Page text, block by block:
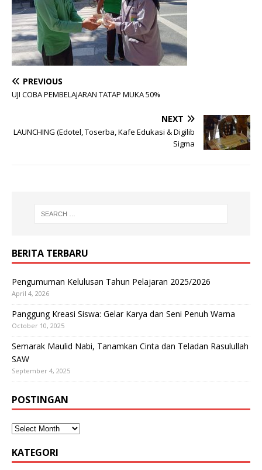
PREVIOUS
UJI COBA PEMBELAJARAN TATAP MUKA 50%
NEXT
LAUNCHING (Edotel, Toserba, Kafe Edukasi & Digilib
Sigma
BERITA TERBARU
Pengumuman Kelulusan Tahun Pelajaran 2025/2026
April 4, 2026
Panggung Kreasi Siswa: Gelar Karya dan Seni Penuh Warna
October 10, 2025
Semarak Maulid Nabi, Tanamkan Cinta dan Teladan Rasulullah
SAW
September 4, 2025
POSTINGAN
KATEGORI